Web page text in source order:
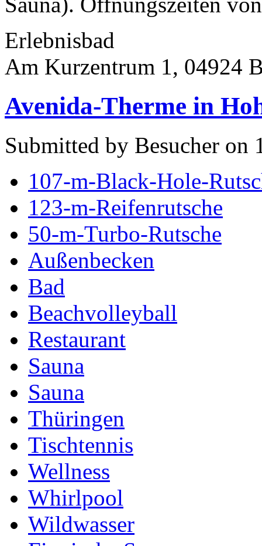
Erlebnisbad
Am Kurzentrum 1, 04924
Avenida-Therme in
Submitted by Besucher on
107-m-Black-Hole-
123-m-Reifenrutsche
50-m-Turbo-Rutsche
Außenbecken
Bad
Beachvolleyball
Restaurant
Sauna
Sauna
Thüringen
Tischtennis
Wellness
Whirlpool
Wildwasser